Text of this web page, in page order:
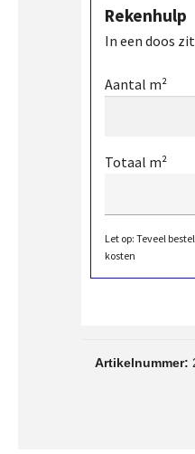
Rekenhulp
In een doos zit
Aantal m²
Totaal m²
Let op: Teveel
kosten
Artikelnummer: